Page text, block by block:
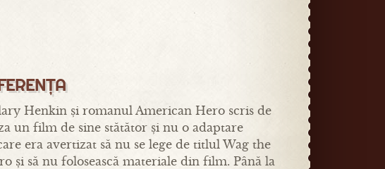
Henkin și romanul American Hero scris de
un film de sine stătător și nu o adaptare
era avertizat să nu se lege de titlul Wag the
și să nu folosească materiale din film. Până la